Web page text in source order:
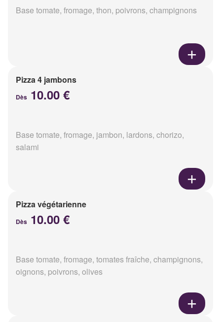
Base tomate, fromage, thon, poivrons, champignons
Pizza 4 jambons
Dès 10.00 €
Base tomate, fromage, jambon, lardons, chorizo,
salami
Pizza végétarienne
Dès 10.00 €
Base tomate, fromage, tomates fraîche, champignons,
oignons, poivrons, olives